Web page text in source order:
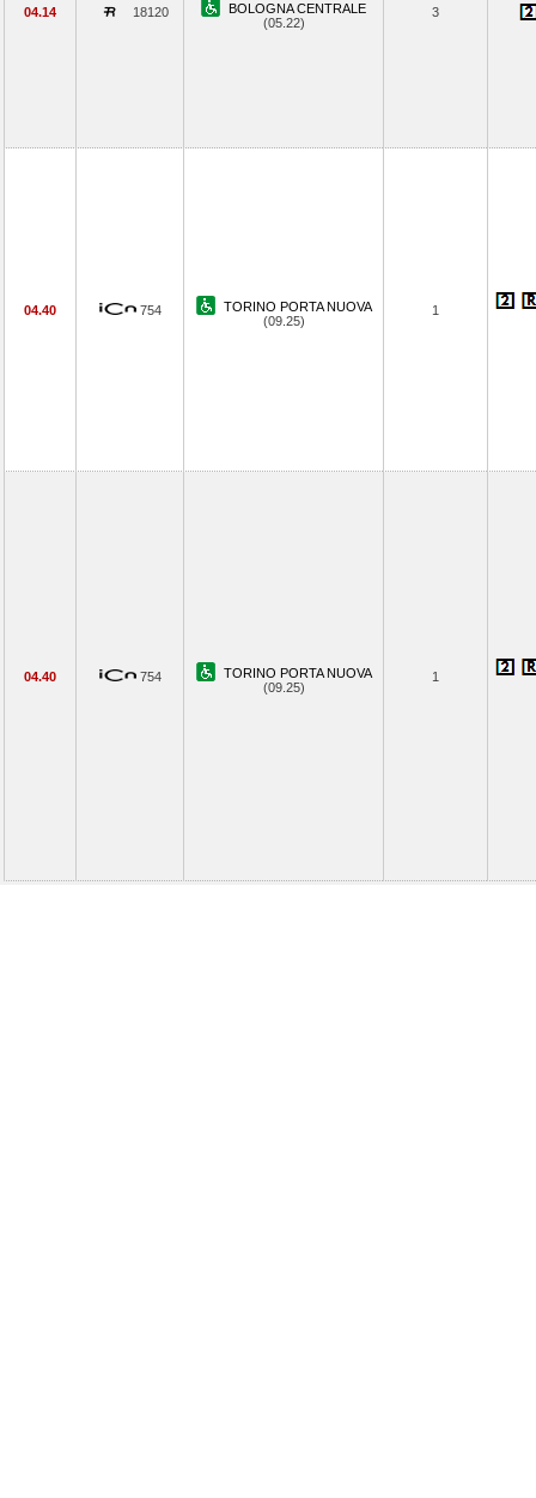
04.14 18120
BOLOGNA CENTRALE
(05.22)
3
04.40 754
TORINO PORTA NUOVA
(09.25)
1
04.40 754
TORINO PORTA NUOVA
(09.25)
1